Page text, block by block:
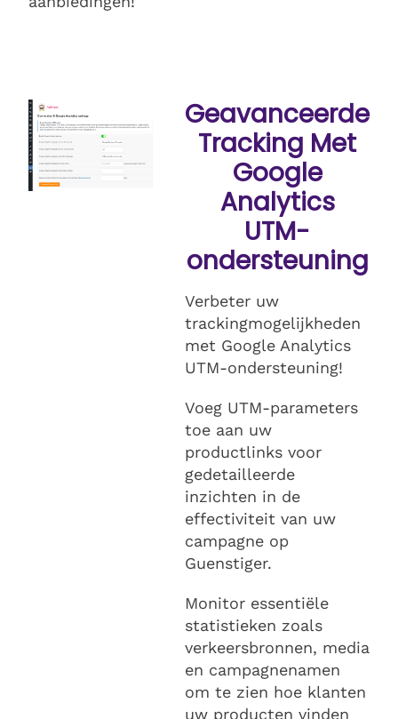
Geavanceerde
Tracking Met
Google
Analytics
UTM-
ondersteuning
Verbeter uw
trackingmogelijkheden
met Google Analytics
UTM-ondersteuning!
Voeg UTM-parameters
toe aan uw
productlinks voor
gedetailleerde
inzichten in de
effectiviteit van uw
campagne op
Guenstiger.
Monitor essentiële
statistieken zoals
verkeersbronnen, media
en campagnenamen
om te zien hoe klanten
uw producten vinden